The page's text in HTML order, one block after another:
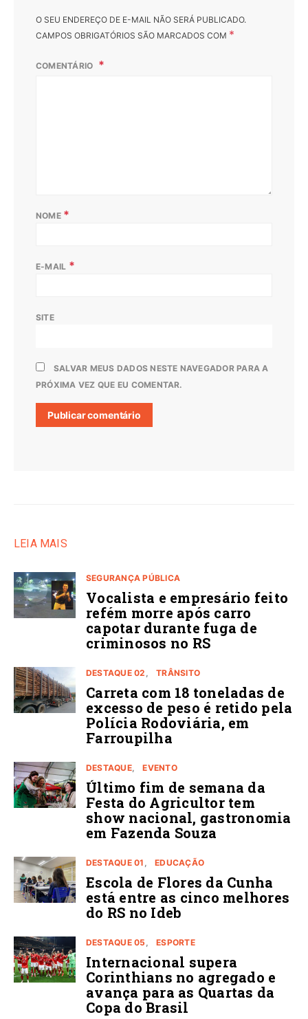
O SEU ENDEREÇO DE E-MAIL NÃO SERÁ PUBLICADO.
CAMPOS OBRIGATÓRIOS SÃO MARCADOS COM *
COMENTÁRIO
NOME *
E-MAIL *
SITE
SALVAR MEUS DADOS NESTE NAVEGADOR PARA A
PRÓXIMA VEZ QUE EU COMENTAR.
LEIA MAIS
SEGURANÇA PÚBLICA
Vocalista e empresário feito
refém morre após carro
capotar durante fuga de
criminosos no RS
DESTAQUE 02 TRÂNSITO
Carreta com 18 toneladas de
excesso de peso é retido pela
Polícia Rodoviária, em
Farroupilha
DESTAQUE EVENTO
Último fim de semana da
Festa do Agricultor tem
show nacional, gastronomia
em Fazenda Souza
DESTAQUE 01 EDUCAÇÃO
Escola de Flores da Cunha
está entre as cinco melhores
do RS no Ideb
DESTAQUE 05 ESPORTE
Internacional supera
Corinthians no agregado e
avança para as Quartas da
Copa do Brasil